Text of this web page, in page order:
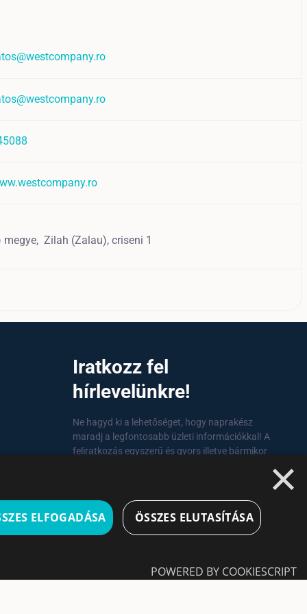
megye, Zilah (Zalau), criseni 1
Iratkozz fel
hírlevelünkre!
Ne hagyd ki a lehetőséget, hogy naprakész
maradj a legfontosabb üzleti információkkal! A
feliratkozás egyszerű és gyors illetve bármikor
Feliratkozás
Leiratkozás
×
ELFOGADÁSA ÖSSZES ELUTASÍTÁSA
POWERED BY COOKIESCRIPT